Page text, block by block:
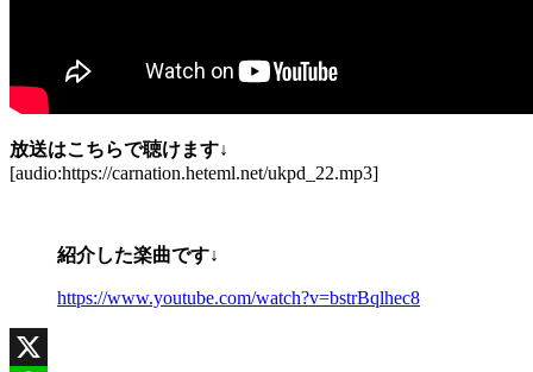
放送はこちらで聴けます↓
[audio:https://carnation.heteml.net/ukpd_22.mp3]
紹介した楽曲です↓
https://www.youtube.com/watch?v=bstrBqlhec8